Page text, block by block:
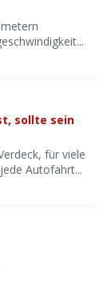
sollte sein
für viele
Autofahrt...